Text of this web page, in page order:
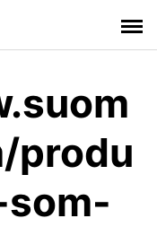
produ